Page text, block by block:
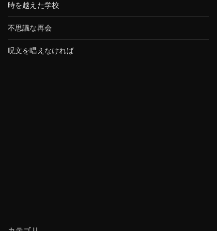
時を越えた学校
不思議な再会
呪文を唱えなければ